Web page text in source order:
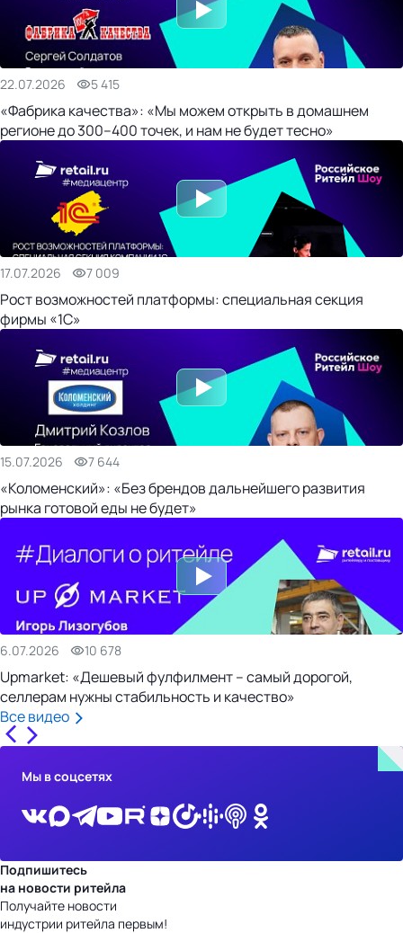
22.07.2026 5 415
«Фабрика качества»: «Мы можем открыть в домашнем
регионе до 300–400 точек, и нам не будет тесно»
17.07.2026 7 009
Рост возможностей платформы: специальная секция
фирмы «1С»
15.07.2026 7 644
«Коломенский»: «Без брендов дальнейшего развития
рынка готовой еды не будет»
6.07.2026 10 678
Upmarket: «Дешевый фулфилмент – самый дорогой,
селлерам нужны стабильность и качество»
Все видео
Мы в соцсетях
Подпишитесь
на новости ритейла
Получайте новости
индустрии ритейла первым!